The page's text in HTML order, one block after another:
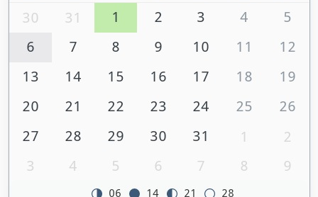
30 31 1 2 3 4
5
6
7 8 9 10 11
12
13
14 15 16 17 18
19
20
21 22 23 24 25
26
27
28 29 30 31 1
2
3
4 5 6 7 8 9
06 14 21 28